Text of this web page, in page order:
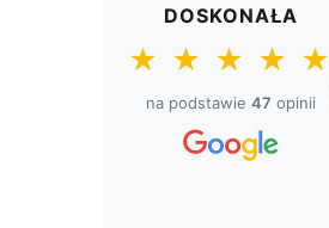
DOSKONAŁA
★ ★ ★ ★ ★
na podstawie 47 opinii
8 kwietnia 2026
czasem. Firma godna polecenia
jestem zadowolony z zakupu.